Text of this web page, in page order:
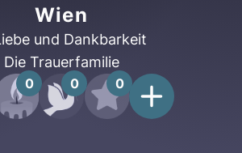
Wien
und Dankbarkeit
Die Trauerfamilie
0 0 0